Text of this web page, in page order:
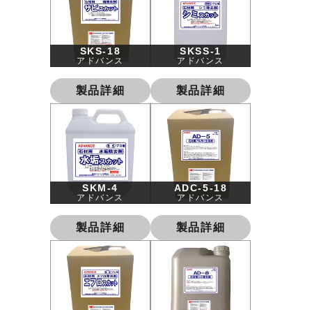
SKS-18
アドバンス
製品詳細
SKSS-1
アドバンス
製品詳細
SKM-4
アドバンス
製品詳細
ADC-5-18
アドバンス
製品詳細